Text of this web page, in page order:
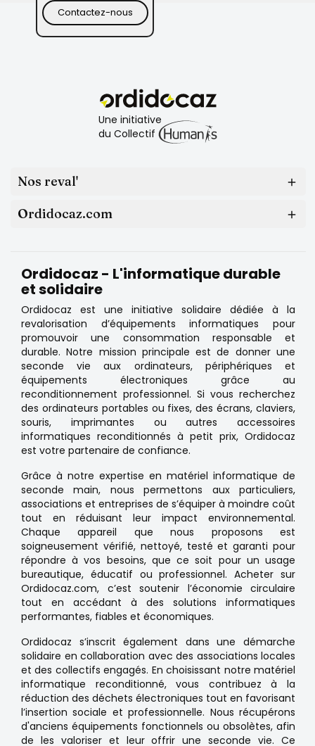
Contactez-nous
Une initiative
du Collectif
Nos reval' 
Ordidocaz.com 
Ordidocaz - L'informatique durable
et solidaire
Ordidocaz est une initiative solidaire dédiée à la
revalorisation d’équipements informatiques pour
promouvoir une consommation responsable et
durable. Notre mission principale est de donner une
seconde vie aux ordinateurs, périphériques et
équipements électroniques grâce au
reconditionnement professionnel. Si vous recherchez
des ordinateurs portables ou fixes, des écrans, claviers,
souris, imprimantes ou autres accessoires
informatiques reconditionnés à petit prix, Ordidocaz
est votre partenaire de confiance.
Grâce à notre expertise en matériel informatique de
seconde main, nous permettons aux particuliers,
associations et entreprises de s’équiper à moindre coût
tout en réduisant leur impact environnemental.
Chaque appareil que nous proposons est
soigneusement vérifié, nettoyé, testé et garanti pour
répondre à vos besoins, que ce soit pour un usage
bureautique, éducatif ou professionnel. Acheter sur
Ordidocaz.com, c’est soutenir l’économie circulaire
tout en accédant à des solutions informatiques
performantes, fiables et économiques.
Ordidocaz s’inscrit également dans une démarche
solidaire en collaboration avec des associations locales
et des collectifs engagés. En choisissant notre matériel
informatique reconditionné, vous contribuez à la
réduction des déchets électroniques tout en favorisant
l’insertion sociale et professionnelle. Nous récupérons
d'anciens équipements fonctionnels ou obsolètes, afin
de les valoriser et leur offrir une seconde vie. Ce